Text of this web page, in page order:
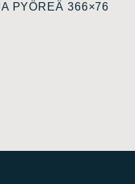
PYÖREÄ 366×76